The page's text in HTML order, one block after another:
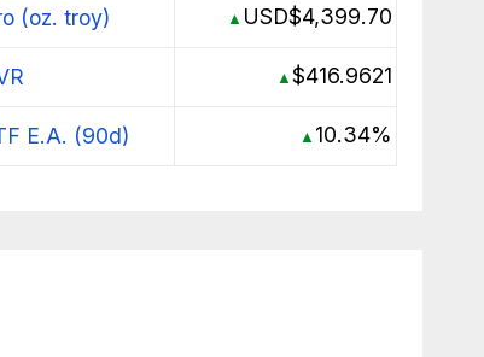
(oz. troy) ▲ USD$4,399.70
▲$416.9621
E.A. (90d) ▲ 10.34%